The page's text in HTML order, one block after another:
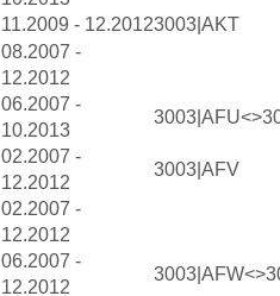
11.2009 - 12.20123003|AKT
08.2007 -
12.2012
06.2007 -
10.2013
02.2007 -
12.2012
3003|AFV
02.2007 -
12.2012
06.2007 -
12.2012